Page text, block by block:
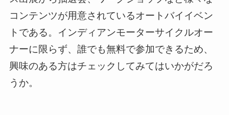
コンテンツが用意されているオートバイイベン
トである。インディアンモーターサイクルオー
ナーに限らず、誰でも無料で参加できるため、
興味のある方はチェックしてみてはいかがだろ
うか。